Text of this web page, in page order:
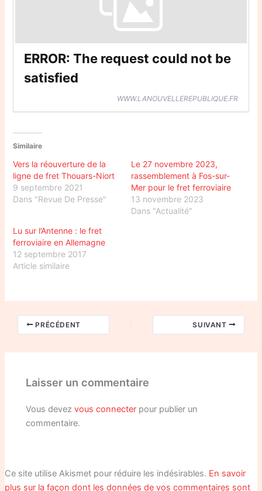
ERROR: The request could not be
satisfied
WWW.LANOUVELLEREPUBLIQUE.FR
Similaire
Vers la réouverture de la
ligne de fret Thouars-Niort
9 septembre 2021
Dans "Revue De Presse"
Le 27 novembre 2023,
rassemblement à Fos-sur-
Mer pour le fret ferroviaire
13 novembre 2023
Dans "Actualité"
Lu sur l’Antenne : le fret
ferroviaire en Allemagne
12 septembre 2017
Article similaire
PRÉCÉDENT SUIVANT
Laisser un commentaire
Vous devezvous connecter pour publier un
commentaire.
Ce site utilise Akismet pour réduire les indésirables. En savoir
plus sur la façon dont les données de vos commentaires sont